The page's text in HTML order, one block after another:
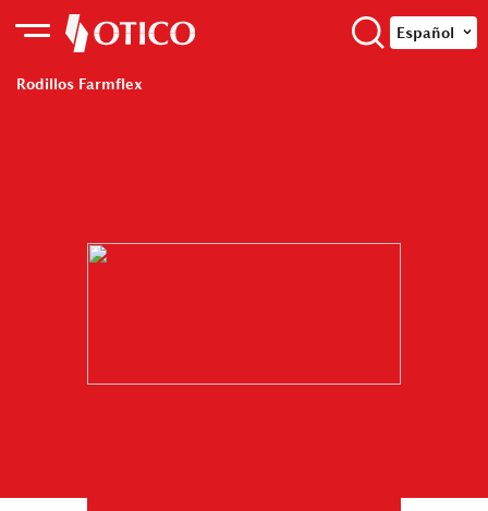
Español
Rodillos Farmflex